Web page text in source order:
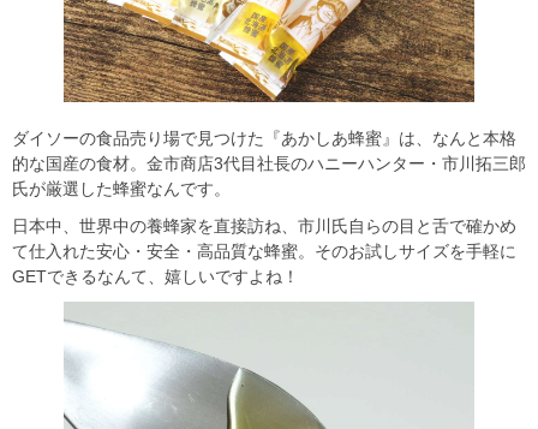
ダイソーの食品売り場で見つけた『あかしあ蜂蜜』は、なんと本格
的な国産の食材。金市商店3代目社長のハニーハンター・市川拓三郎
氏が厳選した蜂蜜なんです。
日本中、世界中の養蜂家を直接訪ね、市川氏自らの目と舌で確かめ
て仕入れた安心・安全・高品質な蜂蜜。そのお試しサイズを手軽に
GETできるなんて、嬉しいですよね！